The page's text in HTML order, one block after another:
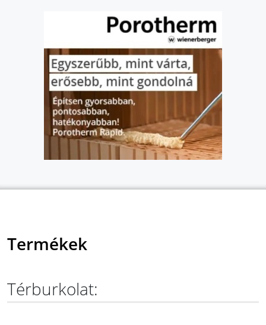
Termékek
Térburkolat: